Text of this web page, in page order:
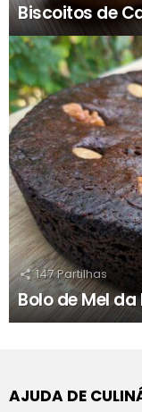
Biscoitos de
147 Partilhas
Bolo de Mel
AJUDA DE